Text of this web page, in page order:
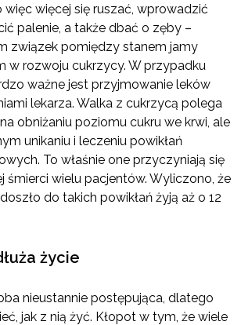
więc więcej się ruszać, wprowadzić
palenie, a także dbać o zęby –
związek pomiędzy stanem jamy
w rozwoju cukrzycy. W przypadku
ważne jest przyjmowanie leków
lekarza. Walka z cukrzycą polega
obniżaniu poziomu cukru we krwi, ale
unikaniu i leczeniu powikłań
To właśnie one przyczyniają się
śmierci wielu pacjentów. Wyliczono, że
do takich powikłań żyją aż o 12
życie
nieustannie postępująca, dlatego
jak z nią żyć. Kłopot w tym, że wiele